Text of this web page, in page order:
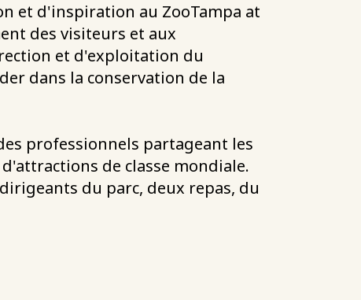
et d'inspiration au ZooTampa at
des visiteurs et aux
et d'exploitation du
dans la conservation de la
professionnels partageant les
de classe mondiale.
du parc, deux repas, du